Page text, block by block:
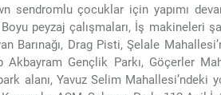
sendromlu çocuklar için yapımı
peyzaj çalışmaları, İş makineleri
Barınağı, Drag Pisti, Şelale
Akbayram Gençlik Parkı, Göçerler
alanı, Yavuz Selim Mahallesi’ndeki